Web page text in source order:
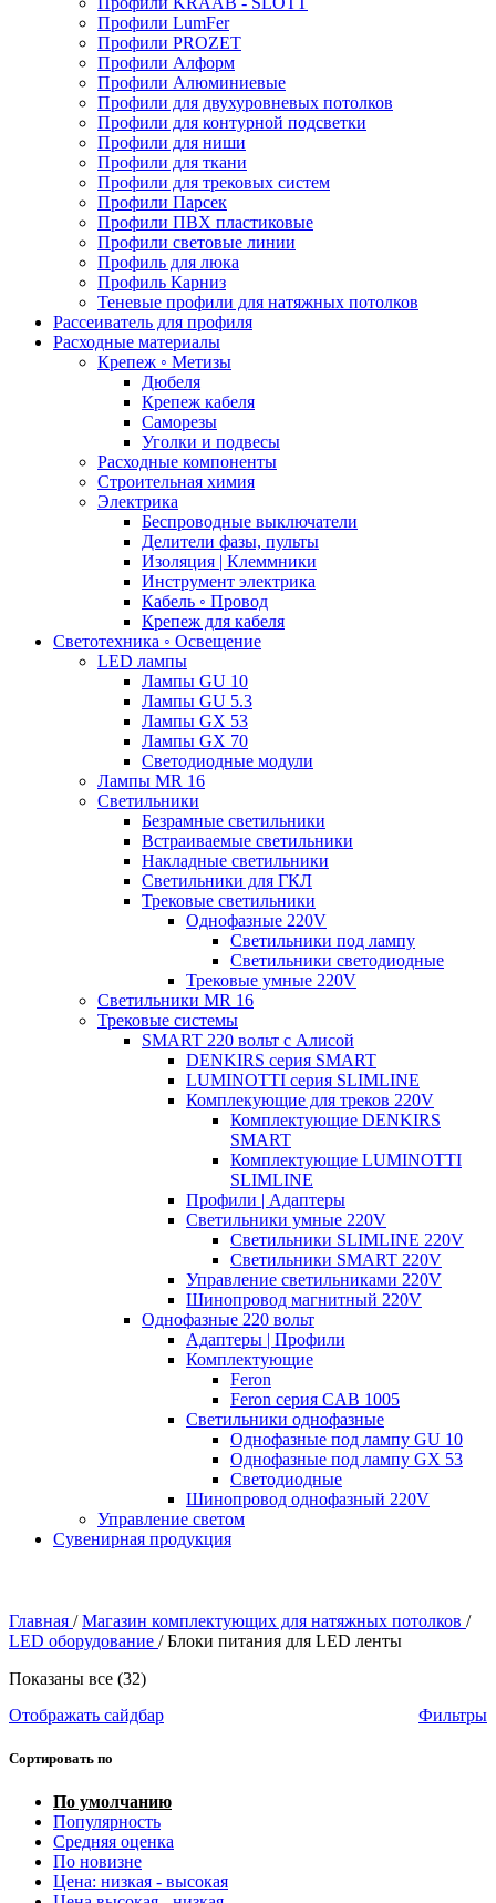
Профили LumFer
Профили PROZET
Профили Алформ
Профили Алюминиевые
Профили для двухуровневых потолков
Профили для контурной подсветки
Профили для ниши
Профили для ткани
Профили для трековых систем
Профили Парсек
Профили ПВХ пластиковые
Профили световые линии
Профиль для люка
Профиль Карниз
Теневые профили для натяжных потолков
Рассеиватель для профиля
Расходные материалы
Крепеж ◦ Метизы
Дюбеля
Крепеж кабеля
Саморезы
Уголки и подвесы
Расходные компоненты
Строительная химия
Электрика
Беспроводные выключатели
Делители фазы, пульты
Изоляция | Клеммники
Инструмент электрика
Кабель ◦ Провод
Крепеж для кабеля
Светотехника ◦ Освещение
LED лампы
Лампы GU 10
Лампы GU 5.3
Лампы GX 53
Лампы GX 70
Светодиодные модули
Лампы MR 16
Светильники
Безрамные светильники
Встраиваемые светильники
Накладные светильники
Светильники для ГКЛ
Трековые светильники
Однофазные 220V
Светильники под лампу
Светильники светодиодные
Трековые умные 220V
Светильники MR 16
Трековые системы
SMART 220 вольт c Алисой
DENKIRS серия SMART
LUMINOTTI серия SLIMLINE
Комплекующие для треков 220V
Комплектующие DENKIRS
SMART
Комплектующие LUMINOTTI
SLIMLINE
Профили | Адаптеры
Светильники умные 220V
Светильники SLIMLINE 220V
Светильники SMART 220V
Управление светильниками 220V
Шинопровод магнитный 220V
Однофазные 220 вольт
Адаптеры | Профили
Комплектующие
Feron
Feron серия CAB 1005
Светильники однофазные
Однофазные под лампу GU 10
Однофазные под лампу GX 53
Светодиодные
Шинопровод однофазный 220V
Управление светом
Сувенирная продукция
Главная / Магазин комплектующих для натяжных потолков /
LED оборудование / Блоки питания для LED ленты
Показаны все (32)
Отображать сайдбар
Фильтры
Сортировать по
По умолчанию
Популярность
Средняя оценка
По новизне
Цена: низкая - высокая